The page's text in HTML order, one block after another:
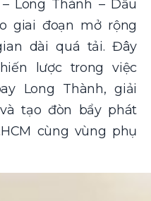
Long Thành – Dầu
giai đoạn mở rộng
dài quá tải. Đây
lược trong việc
Long Thành, giải
tạo đòn bẩy phát
cùng vùng phụ